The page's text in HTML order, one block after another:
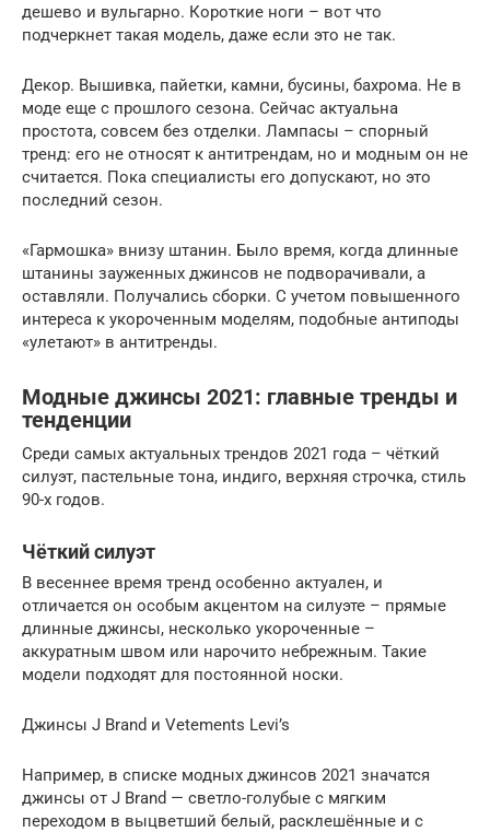
дешево и вульгарно. Короткие ноги – вот что
подчеркнет такая модель, даже если это не так.
Декор. Вышивка, пайетки, камни, бусины, бахрома. Не в
моде еще с прошлого сезона. Сейчас актуальна
простота, совсем без отделки. Лампасы – спорный
тренд: его не относят к антитрендам, но и модным он не
считается. Пока специалисты его допускают, но это
последний сезон.
«Гармошка» внизу штанин. Было время, когда длинные
штанины зауженных джинсов не подворачивали, а
оставляли. Получались сборки. С учетом повышенного
интереса к укороченным моделям, подобные антиподы
«улетают» в антитренды.
Модные джинсы 2021: главные тренды и
тенденции
Среди самых актуальных трендов 2021 года – чёткий
силуэт, пастельные тона, индиго, верхняя строчка, стиль
90-х годов.
Чёткий силуэт
В весеннее время тренд особенно актуален, и
отличается он особым акцентом на силуэте – прямые
длинные джинсы, несколько укороченные –
аккуратным швом или нарочито небрежным. Такие
модели подходят для постоянной носки.
Джинсы J Brand и Vetements Levi’s
Например, в списке модных джинсов 2021 значатся
джинсы от J Brand — светло-голубые с мягким
переходом в выцветший белый, расклешённые и с